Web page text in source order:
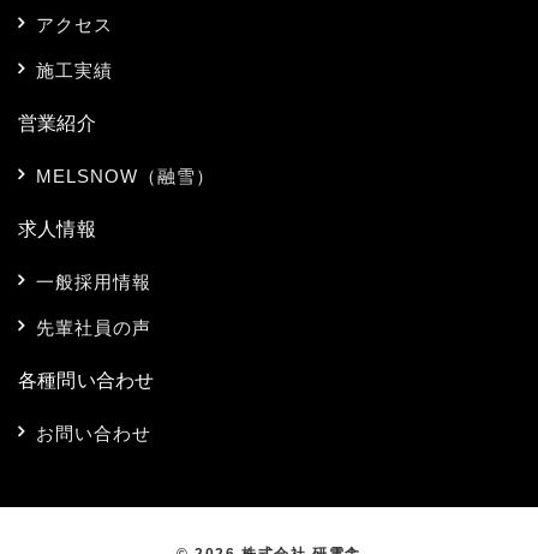
アクセス
施工実績
営業紹介
MELSNOW（融雪）
求人情報
一般採用情報
先輩社員の声
各種問い合わせ
お問い合わせ